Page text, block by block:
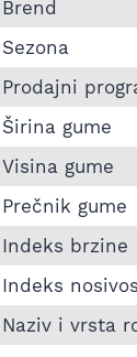
Brend
Sezona
Prodajni
Širina gume
Visina gume
Prečnik gume
Indeks brzine
Indeks
Naziv i vrsta